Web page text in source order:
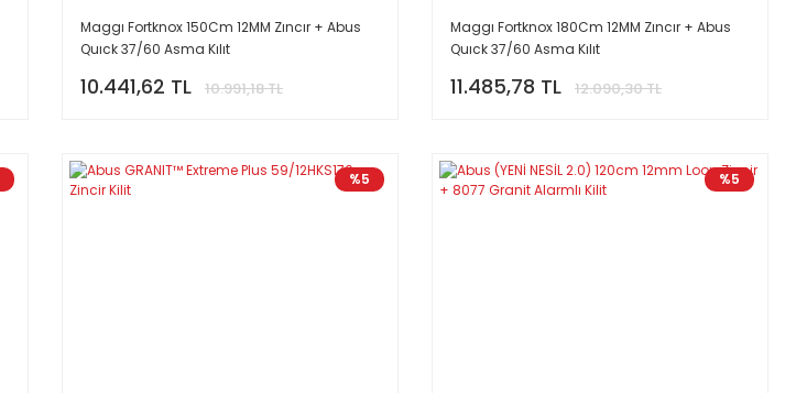
Maggı Fortknox 150Cm 12MM Zıncır + Abus
Quıck 37/60 Asma Kılıt
10.441,62 TL 10.991,18 TL
Maggı Fortknox 180Cm 12MM Zıncır + Abus
Quıck 37/60 Asma Kılıt
11.485,78 TL 12.090,30 TL
%5 %5